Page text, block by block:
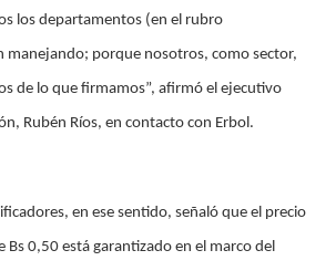
los departamentos (en el rubro
manejando; porque nosotros, como sector,
de lo que firmamos”, afirmó el ejecutivo
Rubén Ríos, en contacto con Erbol.
en ese sentido, señaló que el precio
Bs 0,50 está garantizado en el marco del